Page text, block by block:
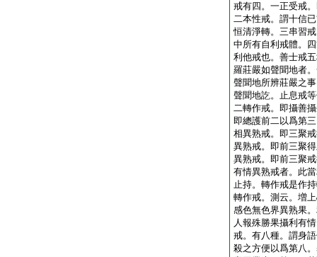
戒有四。一正受戒
二本性戒。謂十信
恒清淨轉。三串習
中所有自利戒體。
利他戒也。善士戒
羅莊嚴如聲聞地者
聲聞地所辨莊嚴之
聲聞地訖。止息戒
二轉作戒。即攝善
即總護前二以爲第
相異熟戒。即三聚
異熟戒。即前三聚
異熟戒。即前三聚
有情異熟戒者。此
止持。轉作戒是作
轉作戒。測云。増
感色無色界異熟果
人報殊勝果攝利有
戒。有八種。謂身
殺之方便以爲第八